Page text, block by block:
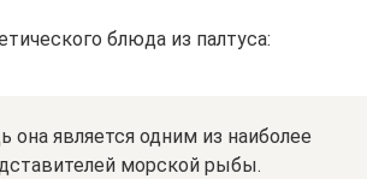
блюда из палтуса:
является одним из наиболее
морской рыбы.